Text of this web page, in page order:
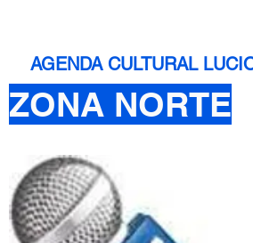
AGENDA CULTURAL
ZONA NORTE